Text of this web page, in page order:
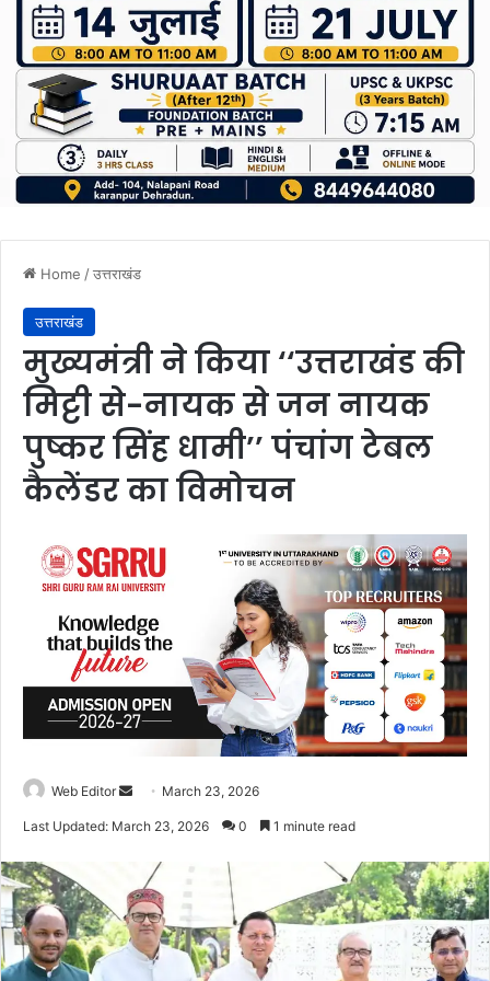
Home /उत्तराखंड
उत्तराखंड
मुख्यमंत्री ने किया ‘‘उत्तराखंड की
मिट्टी से-नायक से जन नायक
पुष्कर सिंह धामी’’ पंचांग टेबल
कैलेंडर का विमोचन
Web Editor
a
n
e
March 23, 2026
Last Updated: March 23, 2026 0 1 minute read